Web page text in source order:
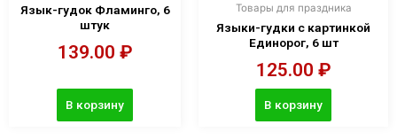
Язык-гудок Фламинго, 6
штук
139.00 ₽
В корзину
Товары для праздника
Языки-гудки с картинкой
Единорог, 6 шт
125.00 ₽
В корзину